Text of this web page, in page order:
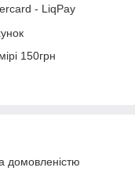
- LiqPay
150грн
домовленістю